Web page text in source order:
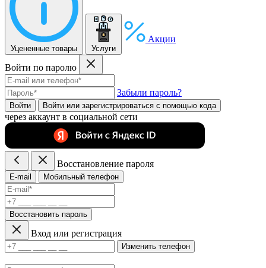
Уцененные товары Услуги
Акции
Войти по паролю
Забыли пароль?
Войти Войти или зарегистрироватьcя с помощью кода
через аккаунт в социальной сети
Восстановление пароля
E-mail Мобильный телефон
Восстановить пароль
Вход или регистрация
Изменить телефон